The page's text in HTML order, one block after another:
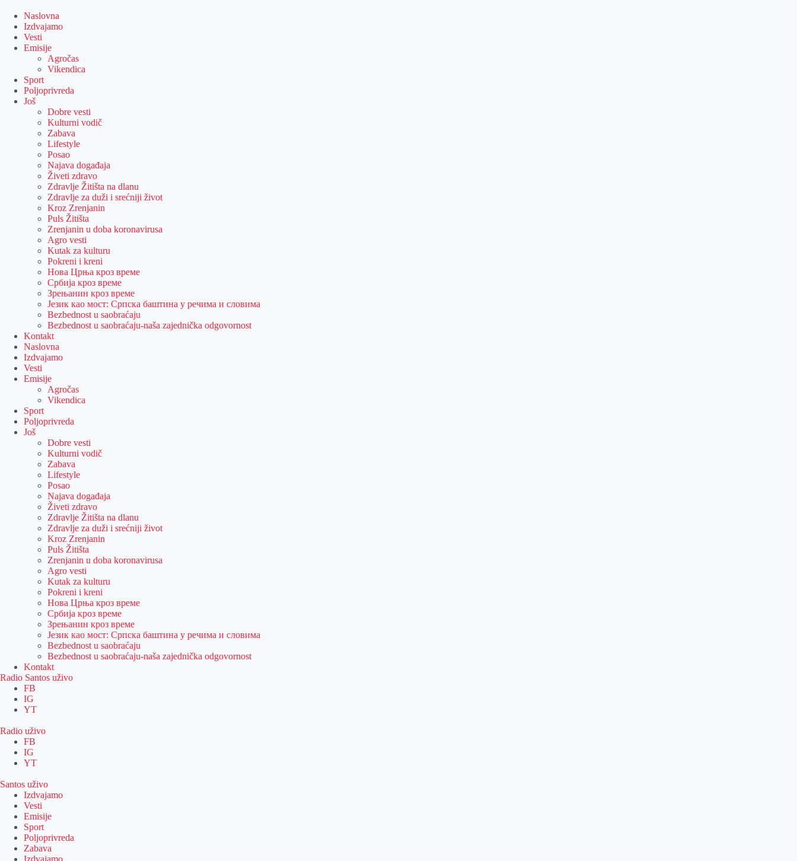
content
Naslovna
Izdvajamo
Vesti
Emisije
Agročas
Vikendica
Sport
Poljoprivreda
Još
Dobre vesti
Kulturni vodič
Zabava
Lifestyle
Posao
Najava događaja
Živeti zdravo
Zdravlje Žitišta na dlanu
Zdravlje za duži i srećniji život
Kroz Zrenjanin
Puls Žitišta
Zrenjanin u doba koronavirusa
Agro vesti
Kutak za kulturu
Pokreni i kreni
Нова Црња кроз време
Србија кроз време
Зрењанин кроз време
Језик као мост: Српска баштина у речима и словима
Bezbednost u saobraćaju
Bezbednost u saobraćaju-naša zajednička odgovornost
Kontakt
Naslovna
Izdvajamo
Vesti
Emisije
Agročas
Vikendica
Sport
Poljoprivreda
Još
Dobre vesti
Kulturni vodič
Zabava
Lifestyle
Posao
Najava događaja
Živeti zdravo
Zdravlje Žitišta na dlanu
Zdravlje za duži i srećniji život
Kroz Zrenjanin
Puls Žitišta
Zrenjanin u doba koronavirusa
Agro vesti
Kutak za kulturu
Pokreni i kreni
Нова Црња кроз време
Србија кроз време
Зрењанин кроз време
Језик као мост: Српска баштина у речима и словима
Bezbednost u saobraćaju
Bezbednost u saobraćaju-naša zajednička odgovornost
Kontakt
Radio Santos uživo
FB
IG
YT
Radio uživo
FB
IG
YT
Santos uživo
Izdvajamo
Vesti
Emisije
Sport
Poljoprivreda
Zabava
Izdvajamo